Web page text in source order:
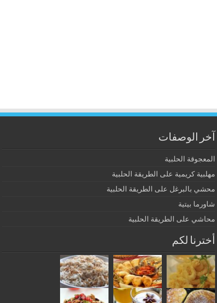
آخر الوصفات
المعجوقة الحلبية
مهلبية كريمية على الطريقة الحلبية
محشي بالبرغل على الطريقة الحلبية
شاورما بيتية
محاشي على الطريقة الحلبية
أخترنا لكم